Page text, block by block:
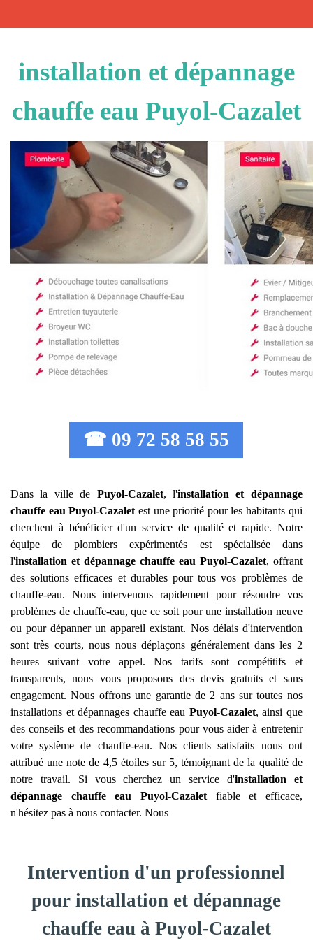
installation et dépannage
chauffe eau Puyol-Cazalet
☎ 09 72 58 58 55
Dans la ville de Puyol-Cazalet, l'installation et dépannage
chauffe eau Puyol-Cazalet est une priorité pour les habitants qui
cherchent à bénéficier d'un service de qualité et rapide. Notre
équipe de plombiers expérimentés est spécialisée dans
l'installation et dépannage chauffe eau Puyol-Cazalet, offrant
des solutions efficaces et durables pour tous vos problèmes de
chauffe-eau. Nous intervenons rapidement pour résoudre vos
problèmes de chauffe-eau, que ce soit pour une installation neuve
ou pour dépanner un appareil existant. Nos délais d'intervention
sont très courts, nous nous déplaçons généralement dans les 2
heures suivant votre appel. Nos tarifs sont compétitifs et
transparents, nous vous proposons des devis gratuits et sans
engagement. Nous offrons une garantie de 2 ans sur toutes nos
installations et dépannages chauffe eau Puyol-Cazalet, ainsi que
des conseils et des recommandations pour vous aider à entretenir
votre système de chauffe-eau. Nos clients satisfaits nous ont
attribué une note de 4,5 étoiles sur 5, témoignant de la qualité de
notre travail. Si vous cherchez un service d'installation et
dépannage chauffe eau
Puyol-Cazaletfiable et efficace,
n'hésitez pas à nous contacter. Nous
Intervention d'un professionnel
pour installation et dépannage
chauffe eau à Puyol-Cazalet